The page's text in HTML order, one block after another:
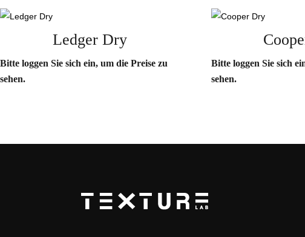
Ledger Dry
Bitte loggen Sie sich ein, um die Preise zu
sehen.
Bitte loggen Sie sich
sehen.